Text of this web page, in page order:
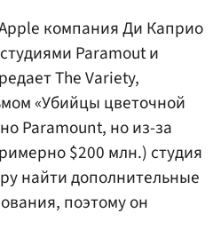
компания Ди Каприо
Paramout и
The Variety,
«Убийцы цветочной
Paramount, но из-за
$200 млн.) студия
найти дополнительные
поэтому он